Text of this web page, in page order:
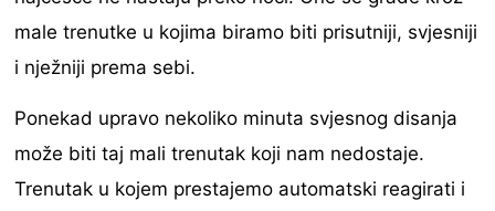
male trenutke u kojima biramo biti prisutniji, svjesniji
i nježniji prema sebi.
Ponekad upravo nekoliko minuta svjesnog disanja
može biti taj mali trenutak koji nam nedostaje.
Trenutak u kojem prestajemo automatski reagirati i